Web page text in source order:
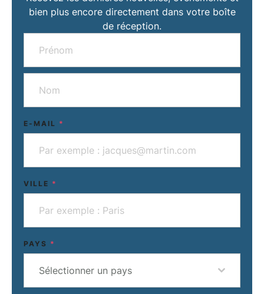
bien plus encore directement dans votre boîte
de réception.
E-MAIL *
VILLE *
PAYS *
Sélectionner un pays